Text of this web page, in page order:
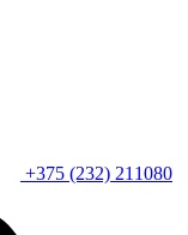
+375 (232) 211080